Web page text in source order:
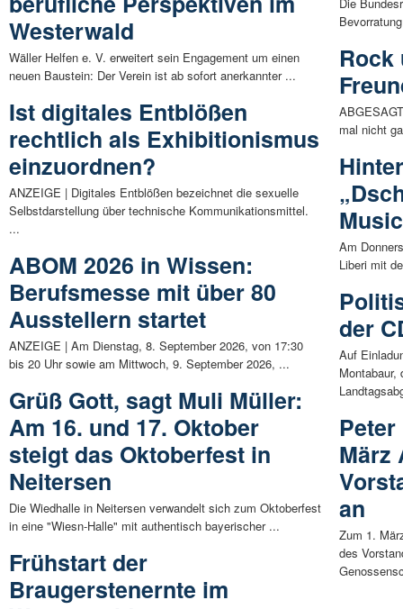
Westerwald
Wäller Helfen e. V. erweitert sein Engagement um einen
neuen Baustein: Der Verein ist ab sofort anerkannter ...
Ist digitales Entblößen
rechtlich als Exhibitionismus
einzuordnen?
ANZEIGE | Digitales Entblößen bezeichnet die sexuelle
Selbstdarstellung über technische Kommunikationsmittel.
...
ABOM 2026 in Wissen:
Berufsmesse mit über 80
Ausstellern startet
ANZEIGE | Am Dienstag, 8. September 2026, von 17:30
bis 20 Uhr sowie am Mittwoch, 9. September 2026, ...
Grüß Gott, sagt Muli Müller:
Am 16. und 17. Oktober
steigt das Oktoberfest in
Neitersen
Die Wiedhalle in Neitersen verwandelt sich zum Oktoberfest
in eine "Wiesn-Halle" mit authentisch bayerischer ...
Frühstart der
Braugerstenernte im
Die
Rock
mal nicht
Am
Liberi mit
der
Auf
Montabaur,
März
an
Zum 1.
des